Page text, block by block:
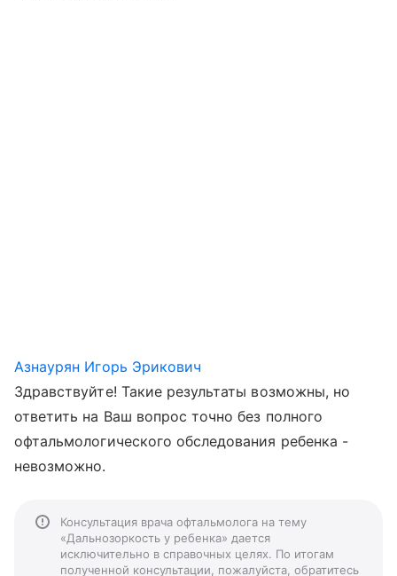
Азнаурян Игорь Эрикович
Здравствуйте! Такие результаты возможны, но
ответить на Ваш вопрос точно без полного
офтальмологического обследования ребенка -
невозможно.
Консультация врача офтальмолога на тему
«Дальнозоркость у ребенка» дается
исключительно в справочных целях. По итогам
полученной консультации, пожалуйста, обратитесь